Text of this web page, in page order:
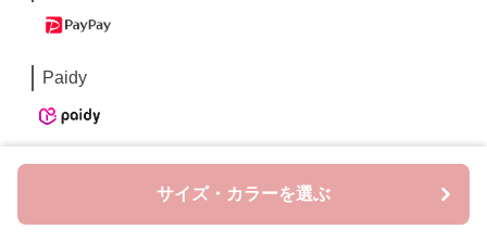
サイズ・カラーを選ぶ
Paidy